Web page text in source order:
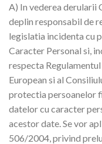
A) In vederea derularii
deplin responsabil de
legislatia incidenta cu
Caracter Personal si,
respecta
European si al
protectia persoanelor
datelor cu caracter
acestor date. Se vor
506/2004, privind